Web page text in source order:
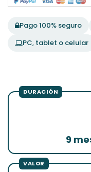
Pago 100% seguro
PC, tablet o celular
9